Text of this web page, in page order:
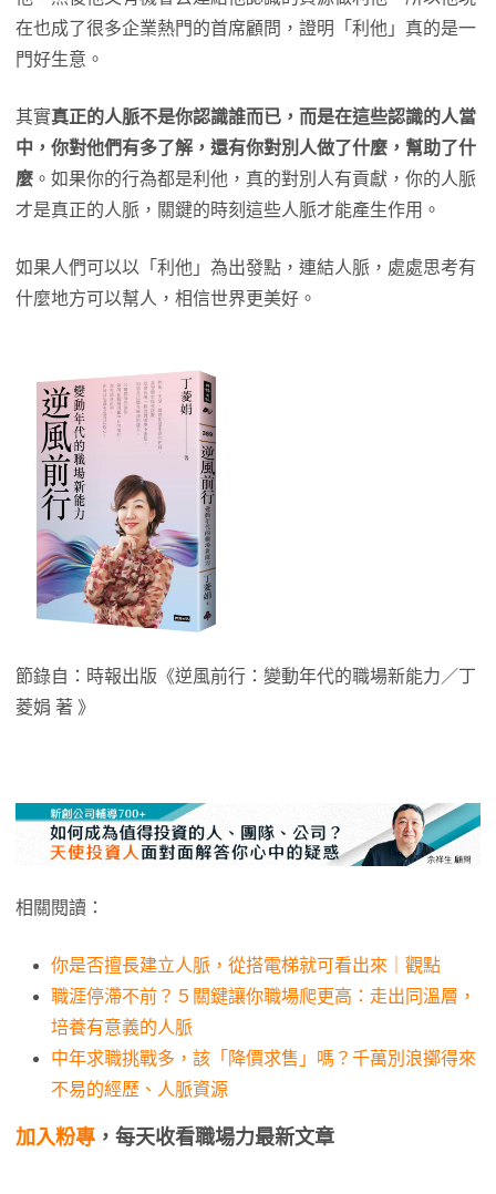
在也成了很多企業熱門的首席顧問，證明「利他」真的是一
門好生意。
其實真正的人脈不是你認識誰而已，而是在這些認識的人當
中，你對他們有多了解，還有你對別人做了什麼，幫助了什
麼 。如果你的行為都是利他，真的對別人有貢獻，你的人脈
才是真正的人脈，關鍵的時刻這些人脈才能產生作用。
如果人們可以以「利他」為出發點，連結人脈，處處思考有
什麼地方可以幫人，相信世界更美好。
節錄自：時報出版《逆風前行：變動年代的職場新能力／丁
菱娟 著 》
相關閱讀：
你是否擅長建立人脈，從搭電梯就可看出來｜觀點
職涯停滯不前？５關鍵讓你職場爬更高：走出同溫層，
培養有意義的人脈
中年求職挑戰多，該「降價求售」嗎？千萬別浪擲得來
不易的經歷、人脈資源
加入粉專 ，每天收看職場力最新文章